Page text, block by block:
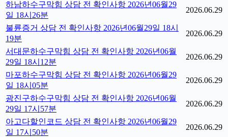
하남하수구막힘 상담 전 확인사항 2026년06월29
일 18시26분
2026.06.29
불륜증거 상담 전 확인사항 2026년06월29일 18시
19분
2026.06.29
서대문하수구막힘 상담 전 확인사항 2026년06월
29일 18시12분
2026.06.29
마포하수구막힘 상담 전 확인사항 2026년06월29
일 18시05분
2026.06.29
광진구하수구막힘 상담 전 확인사항 2026년06월
29일 17시57분
2026.06.29
아고다할인코드 상담 전 확인사항 2026년06월29
일 17시50분
2026.06.29